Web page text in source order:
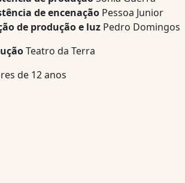
de encenação Pessoa Junior
de produção e luz Pedro Domingos
Teatro da Terra
de 12 anos